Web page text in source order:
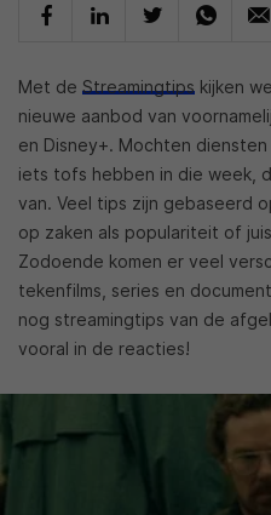
Met de Streamingtips kijken
nieuwe aanbod van
en Disney+. Mochten
iets tofs hebben in die week,
van. Veel tips zijn gebaseerd
op zaken als populariteit of
Zodoende komen er veel
tekenfilms, series en
nog streamingtips van de
vooral in de reacties!